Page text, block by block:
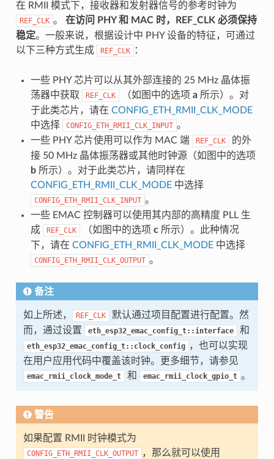
在 RMII 模式下，接收器和发射器信号的参考时钟为
REF_CLK 。 在访问 PHY 和 MAC 时，REF_CLK 必须保持
稳定。一般来说，根据设计中 PHY 设备的特征，可通过
以下三种方式生成
REF_CLK ：
一些 PHY 芯片可以从其外部连接的 25 MHz 晶体振
荡器中获取
REF_CLK （如图中的选项 a所示）。对
于此类芯片，请在 CONFIG_ETH_RMII_CLK_MODE
中选择
CONFIG_ETH_RMII_CLK_INPUT 。
一些 PHY 芯片使用可以作为 MAC 端
REF_CLK
的外
接 50 MHz 晶体振荡器或其他时钟源（如图中的选项
b所示）。对于此类芯片，请同样在
CONFIG_ETH_RMII_CLK_MODE中选择
CONFIG_ETH_RMII_CLK_INPUT 。
一些 EMAC 控制器可以使用其内部的高精度 PLL 生
成
REF_CLK （如图中的选项 c所示）。此种情况
下，请在 CONFIG_ETH_RMII_CLK_MODE中选择
CONFIG_ETH_RMII_CLK_OUTPUT 。
备注
如上所述， REF_CLK
默认通过项目配置进行配置。然
而，通过设置
eth_esp32_emac_config_t::interface 和
eth_esp32_emac_config_t::clock_config ，也可以实现
在用户应用代码中覆盖该时钟。更多细节，请参见
emac_rmii_clock_mode_t 和 emac_rmii_clock_gpio_t 。
警告
如果配置 RMII 时钟模式为
CONFIG_ETH_RMII_CLK_OUTPUT ，那么就可以使用